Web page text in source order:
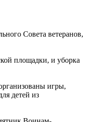
Совета ветеранов,
площадки, и уборка
игры,
детей из